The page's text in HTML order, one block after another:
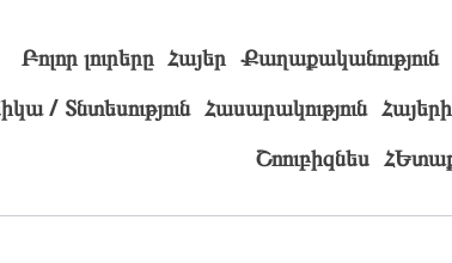
Բոլոր լուրերը Հայեր Քաղաքականություն
/ Տնտեսություն Հասարակություն
Շոուբիզնես